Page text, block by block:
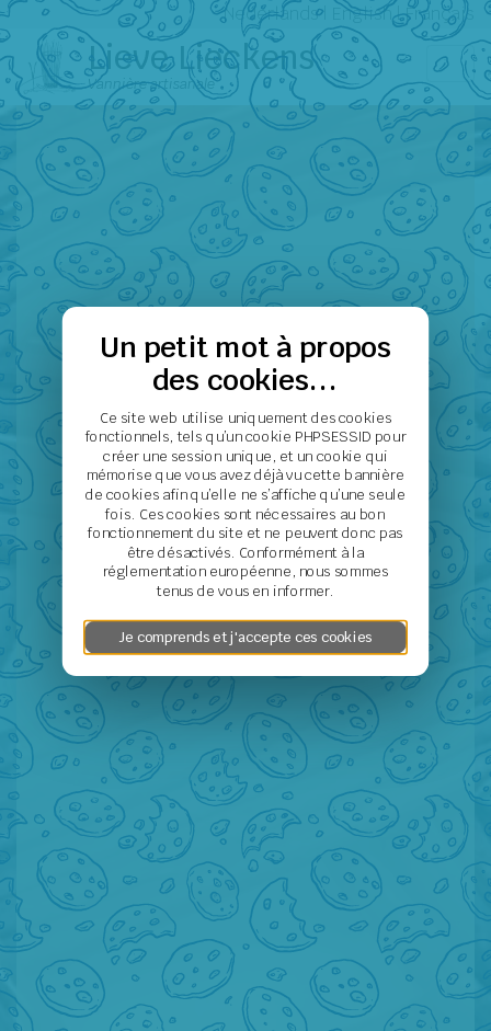
Nederlands| English|Français
Lieve Lieckens
Vannière artisanale
Un petit mot à propos
des cookies...
Ce site web utilise uniquement des cookies
fonctionnels, tels qu’un cookie PHPSESSID pour
créer une session unique, et un cookie qui
mémorise que vous avez déjà vu cette bannière
de cookies afin qu’elle ne s’affiche qu’une seule
fois. Ces cookies sont nécessaires au bon
fonctionnement du site et ne peuvent donc pas
être désactivés. Conformément à la
réglementation européenne, nous sommes
tenus de vous en informer.
Je comprends et j'accepte ces cookies